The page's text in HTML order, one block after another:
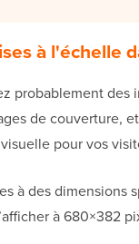
à l'échelle
probablement des
de couverture,
pour vos
à des dimensions
à 680×382